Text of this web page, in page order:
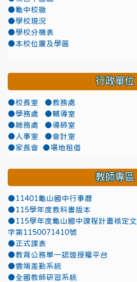
●龜中校徽
●學校現況
●學校分機表
●本校位置及學區
行政單位
●校長室
●教務處
●學務處
●輔導室
●總務處
●導師室
●人事室
●會計室
●家長會
●場地租借
教師專區
●11401龜山國中行事曆
●115學年度教科書版本
●115學年度龜山國中課程計畫核定
字第1150071410號
●正式課表
●教育公務單一認證授權平台
●雲端差勤系統
●全國教師研習系統